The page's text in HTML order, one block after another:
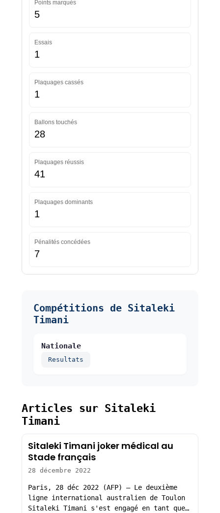
Points marqués
5
Essais
1
Plaquages cassés
1
Ballons touchés
28
Plaquages réussis
41
Plaquages dominants
1
Pénalités concédées
7
Compétitions de Sitaleki
Timani
Nationale
Resultats
Articles sur Sitaleki
Timani
Sitaleki Timani joker médical au
Stade français
28 décembre 2022
Paris, 28 déc 2022 (AFP) – Le deuxième
ligne international australien de Toulon
Sitaleki Timani s'est engagé en tant que…